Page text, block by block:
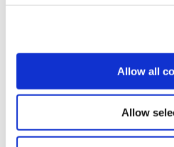
Allow all
Allow
ziemniaczane, które na
Wypróbuj Crispers -
chrupiąca panierka,